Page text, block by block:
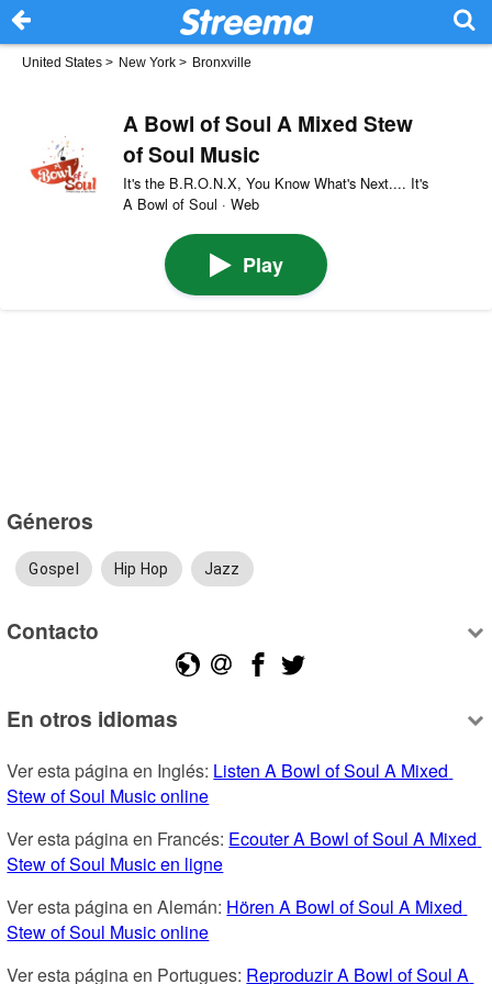
United States > New York > Bronxville
A Bowl of Soul A Mixed Stew
of Soul Music
It's the B.R.O.N.X, You Know What's Next.... It's
A Bowl of Soul · Web
Play
Géneros
Gospel Hip Hop Jazz
Contacto
En otros idiomas
Ver esta página en Inglés: Listen A Bowl of Soul A Mixed
Stew of Soul Music online
Ver esta página en Francés: Ecouter A Bowl of Soul A Mixed
Stew of Soul Music en ligne
Ver esta página en Alemán: Hören A Bowl of Soul A Mixed
Stew of Soul Music online
Ver esta página en Portugues: Reproduzir A Bowl of Soul A